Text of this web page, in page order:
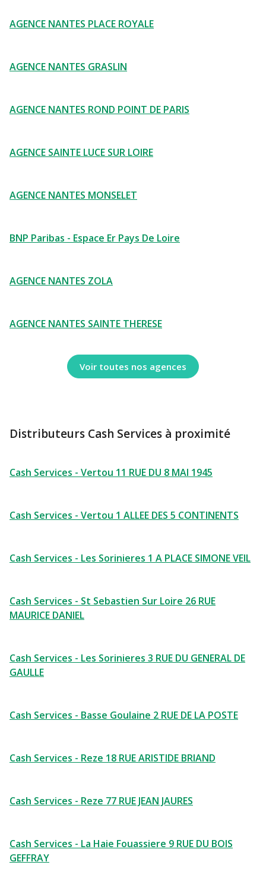
AGENCE NANTES PLACE ROYALE
AGENCE NANTES GRASLIN
AGENCE NANTES ROND POINT DE PARIS
AGENCE SAINTE LUCE SUR LOIRE
AGENCE NANTES MONSELET
BNP Paribas - Espace Er Pays De Loire
AGENCE NANTES ZOLA
AGENCE NANTES SAINTE THERESE
Voir toutes nos agences
Distributeurs Cash Services à proximité
Cash Services - Vertou 11 RUE DU 8 MAI 1945
Cash Services - Vertou 1 ALLEE DES 5 CONTINENTS
Cash Services - Les Sorinieres 1 A PLACE SIMONE VEIL
Cash Services - St Sebastien Sur Loire 26 RUE
MAURICE DANIEL
Cash Services - Les Sorinieres 3 RUE DU GENERAL DE
GAULLE
Cash Services - Basse Goulaine 2 RUE DE LA POSTE
Cash Services - Reze 18 RUE ARISTIDE BRIAND
Cash Services - Reze 77 RUE JEAN JAURES
Cash Services - La Haie Fouassiere 9 RUE DU BOIS
GEFFRAY